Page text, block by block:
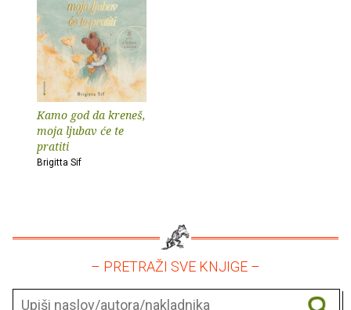
Kamo god da kreneš,
moja ljubav će te
pratiti
Brigitta Sif
– PRETRAŽI SVE KNJIGE –